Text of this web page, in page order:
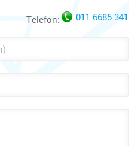
Telefon: 011 6685 341